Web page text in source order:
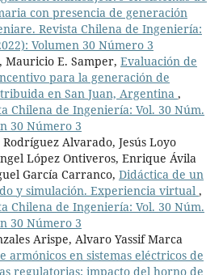
con presencia de generación
Revista Chilena de Ingeniería:
Volumen 30 Número 3
Mauricio E. Samper, Evaluación de
para la generación de
en San Juan, Argentina ,
Chilena de Ingeniería: Vol. 30 Núm.
30 Número 3
Alvarado, Jesús Loyo
López Ontiveros, Enrique Ávila
García Carranco, Didáctica de un
y simulación. Experiencia virtual ,
Chilena de Ingeniería: Vol. 30 Núm.
30 Número 3
Arispe, Alvaro Yassif Marca
armónicos en sistemas eléctricos de
regulatorias: impacto del horno de